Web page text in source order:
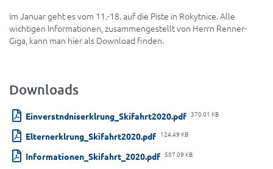
Im Januar geht es vom 11.-18. auf die Piste in Rokytnice. Alle
wichtigen Informationen, zusammengestellt von Herrn Renner-
Giga, kann man hier als Download finden.
Downloads
Einverstndniserklrung_Skifahrt2020.pdf 370.01 KB
Elternerklrung_Skifahrt2020.pdf 124.49 KB
Informationen_Skifahrt_2020.pdf 507.09 KB